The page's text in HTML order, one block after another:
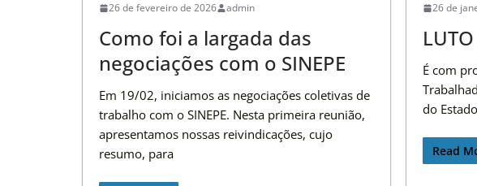
26 de fevereiro de 2026 admin
Como foi a largada das
negociações com o SINEPE
Em 19/02, iniciamos as negociações coletivas de
trabalho com o SINEPE. Nesta primeira reunião,
apresentamos nossas reivindicações, cujo
resumo, para
26 de
LUTO
É com
do
Read